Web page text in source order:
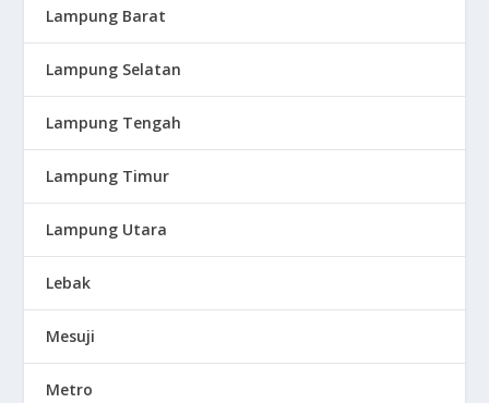
Lampung Barat
Lampung Selatan
Lampung Tengah
Lampung Timur
Lampung Utara
Lebak
Mesuji
Metro